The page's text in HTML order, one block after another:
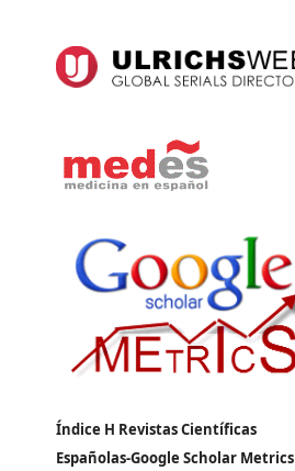
Índice H Revistas Científicas
Españolas-Google Scholar Metrics